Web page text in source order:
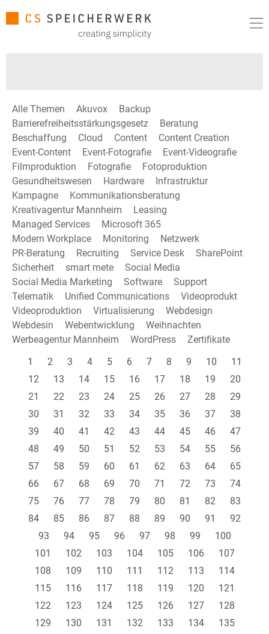
Alle Themen Akuvox
Backup
Barrierefreiheitsstärkungsgesetz
Beratung
Beschaffung
Cloud Content
Content Creation
Event-Content
Event-Fotografie
Event-Videografie
Filmproduktion
Fotografie
Fotoproduktion
Gesundheitswesen
Hardware
Infrastruktur
Kampagne
Kommunikationsberatung
Kreativagentur Mannheim
Leasing
Managed Services
Microsoft 365
Modern Workplace
Monitoring
Netzwerk
PR-Beratung
Recruiting Service Desk
SharePoint
Sicherheit
smart mete
Social Media
Social Media Marketing
Software
Support
Telematik
Unified Communications
Videoprodukt
Videoproduktion
Virtualisierung
Webdesign
Webdesin
Webentwicklung
Weihnachten
Werbeagentur Mannheim
WordPress
Zertifikate
1
2 3 4 5 6 7 8 9 10
11
12
13 14 15 16 17 18 19
20
21
22 23 24 25 26 27 28
29
30
31 32 33 34 35 36 37
38
39
40 41 42 43 44 45 46
47
48
49 50 51 52 53 54 55
56
57
58 59 60 61 62 63 64
65
66
67 68 69 70 71 72 73
74
75
76 77 78 79 80 81 82
83
84
85 86 87 88 89 90 91
92
93
94 95 96 97 98 99
100
101
102 103 104 105 106
107
108
109 110 111 112 113
114
115
116 117 118 119 120
121
122
123 124 125 126 127
128
129
130 131 132 133 134
135